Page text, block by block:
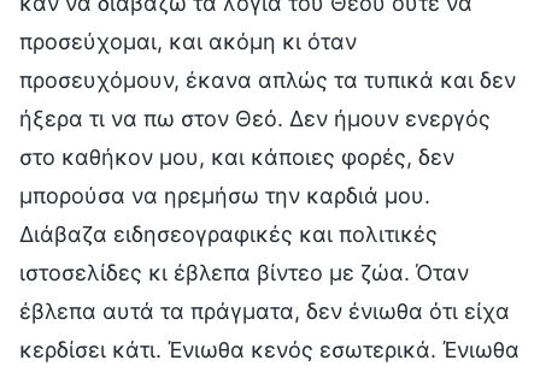
προσεύχομαι, και ακόμη κι όταν
προσευχόμουν, έκανα απλώς τα τυπικά και δεν
ήξερα τι να πω στον Θεό. Δεν ήμουν ενεργός
στο καθήκον μου, και κάποιες φορές, δεν
μπορούσα να ηρεμήσω την καρδιά μου.
Διάβαζα ειδησεογραφικές και πολιτικές
ιστοσελίδες κι έβλεπα βίντεο με ζώα. Όταν
έβλεπα αυτά τα πράγματα, δεν ένιωθα ότι είχα
κερδίσει κάτι. Ένιωθα κενός εσωτερικά. Ένιωθα